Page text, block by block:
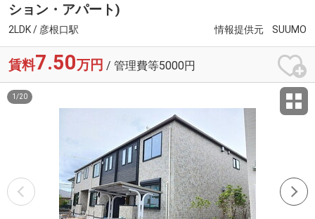
ション・アパート)
2LDK / 彦根口駅 情報提供元 SUUMO
賃料7.50万円 / 管理費等5000円
1 /20